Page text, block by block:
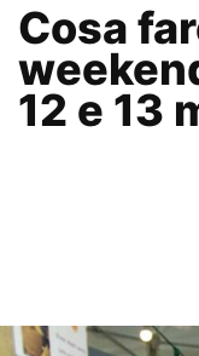
Cosa
12 e 13